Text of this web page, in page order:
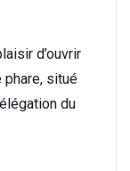
d’ouvrir
phare, situé
du